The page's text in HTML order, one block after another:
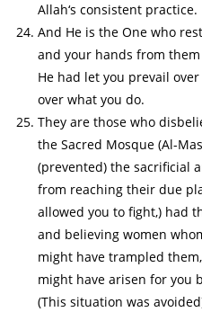
Allah‘s consistent practice.
And He is the One who
and your hands from
He had let you prevail
over what you do.
They are those who
the Sacred Mosque (Al-
(prevented) the sacrificial
from reaching their due
allowed you to fight,) had
and believing women
might have trampled
might have arisen for you
(This situation was